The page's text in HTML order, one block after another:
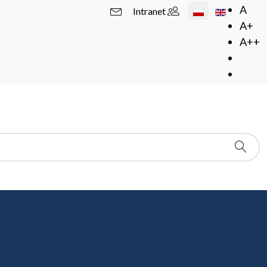
A
A+
A++
Wybierz swój język
Intranet
doktorskie